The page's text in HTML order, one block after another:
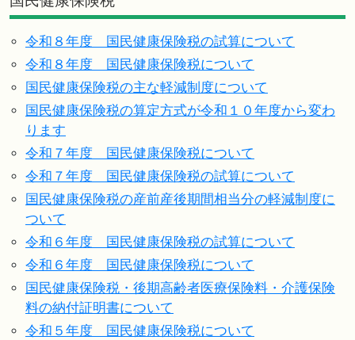
令和８年度 国民健康保険税の試算について
令和８年度 国民健康保険税について
国民健康保険税の主な軽減制度について
国民健康保険税の算定方式が令和１０年度から変わ
ります
令和７年度 国民健康保険税について
令和７年度 国民健康保険税の試算について
国民健康保険税の産前産後期間相当分の軽減制度に
ついて
令和６年度 国民健康保険税の試算について
令和６年度 国民健康保険税について
国民健康保険税・後期高齢者医療保険料・介護保険
料の納付証明書について
令和５年度 国民健康保険税について